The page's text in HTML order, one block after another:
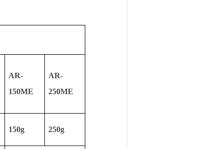
AR-
150ME
AR-
250ME
150g 250g